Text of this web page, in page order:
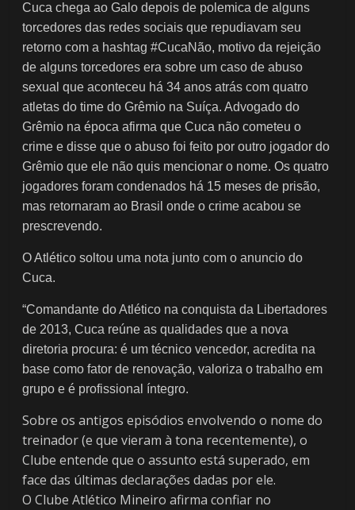
Cuca chega ao Galo depois de polemica de alguns
torcedores das redes sociais que repudiavam seu
retorno com a hashtag #CucaNão, motivo da rejeição
de alguns torcedores era sobre um caso de abuso
sexual que aconteceu há 34 anos atrás com quatro
atletas do time do Grêmio na Suíça. Advogado do
Grêmio na época afirma que Cuca não cometeu o
crime e disse que o abuso foi feito por outro jogador do
Grêmio que ele não quis mencionar o nome. Os quatro
jogadores foram condenados há 15 meses de prisão,
mas retornaram ao Brasil onde o crime acabou se
prescrevendo.
O Atlético soltou uma nota junto com o anuncio do
Cuca.
“Comandante do Atlético na conquista da Libertadores
de 2013, Cuca reúne as qualidades que a nova
diretoria procura: é um técnico vencedor, acredita na
base como fator de renovação, valoriza o trabalho em
grupo e é profissional íntegro.
Sobre os antigos episódios envolvendo o nome do
treinador (e que vieram à tona recentemente), o
Clube entende que o assunto está superado, em
face das últimas declarações dadas por ele.
O Clube Atlético Mineiro afirma confiar no